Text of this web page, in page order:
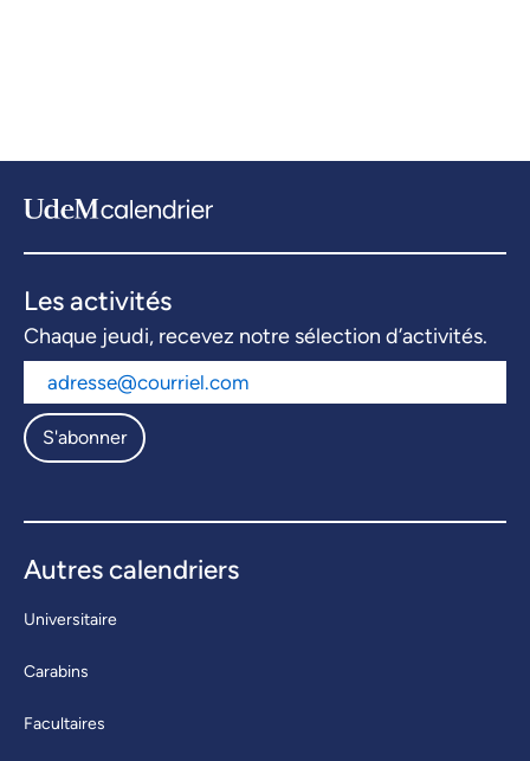
Les activités
Chaque jeudi, recevez notre sélection d’activités.
S'abonner
Autres calendriers
Universitaire
Carabins
Facultaires